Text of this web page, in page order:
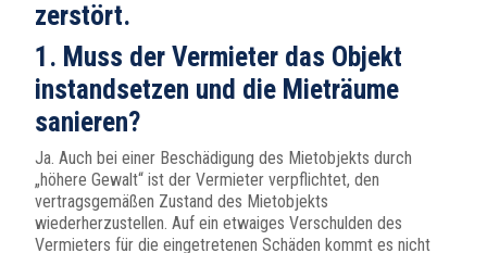
zerstört.
1. Muss der Vermieter das Objekt
instandsetzen und die Mieträume
sanieren?
Ja. Auch bei einer Beschädigung des Mietobjekts durch
„höhere Gewalt“ ist der Vermieter verpflichtet, den
vertragsgemäßen Zustand des Mietobjekts
wiederherzustellen. Auf ein etwaiges Verschulden des
Vermieters für die eingetretenen Schäden kommt es nicht